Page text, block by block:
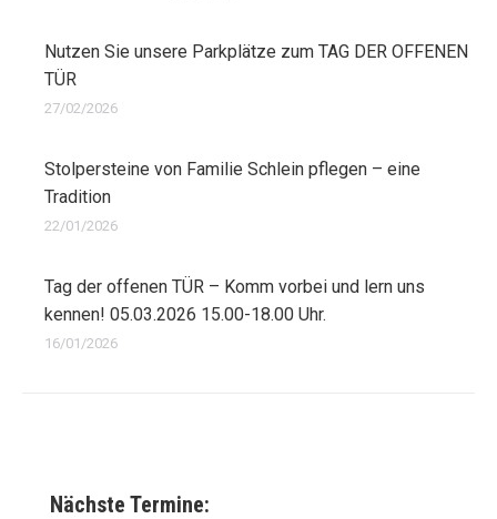
Nutzen Sie unsere Parkplätze zum TAG DER OFFENEN
TÜR
27/02/2026
Stolpersteine von Familie Schlein pflegen – eine
Tradition
22/01/2026
Tag der offenen TÜR – Komm vorbei und lern uns
kennen! 05.03.2026 15.00-18.00 Uhr.
16/01/2026
Nächste Termine: